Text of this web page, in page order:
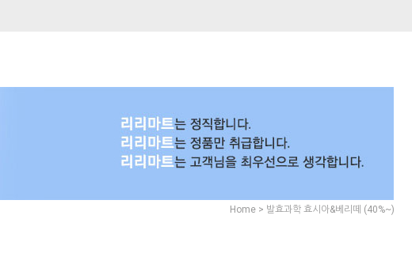
Home > 발효과학 효시아&베리떼 (40%~)